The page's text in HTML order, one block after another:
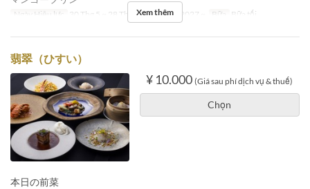
Ngày Hiệu lực 30 Thg 5 ~ 28 Thg 12, 04 Thg 1 2027 ~ Bữa Bữa tối
Xem thêm
翡翠（ひすい）
¥ 10.000 (Giá sau phí dịch vụ & thuế)
Chọn
本日の前菜